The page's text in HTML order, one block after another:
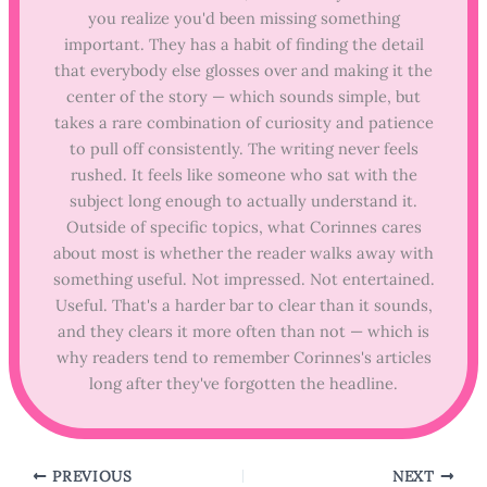
you realize you'd been missing something
important. They has a habit of finding the detail
that everybody else glosses over and making it the
center of the story — which sounds simple, but
takes a rare combination of curiosity and patience
to pull off consistently. The writing never feels
rushed. It feels like someone who sat with the
subject long enough to actually understand it.
Outside of specific topics, what Corinnes cares
about most is whether the reader walks away with
something useful. Not impressed. Not entertained.
Useful. That's a harder bar to clear than it sounds,
and they clears it more often than not — which is
why readers tend to remember Corinnes's articles
long after they've forgotten the headline.
PREVIOUS NEXT